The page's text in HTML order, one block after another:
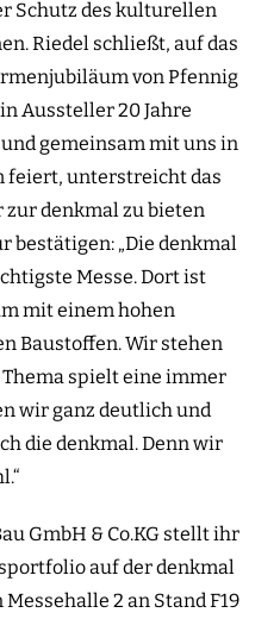
Schutz des kulturellen
Riedel schließt, auf das
von Pfennig
Aussteller 20 Jahre
gemeinsam mit uns in
feiert, unterstreicht das
denkmal zu bieten
bestätigen: „Die denkmal
Messe. Dort ist
mit einem hohen
Baustoffen. Wir stehen
spielt eine immer
wir ganz deutlich und
die denkmal. Denn wir
GmbH & Co.KG stellt ihr
auf der denkmal
2 an Stand F19